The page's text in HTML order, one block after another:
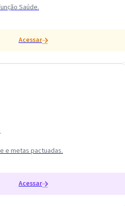
Saúde.
Acessar
e metas pactuadas.
Acessar